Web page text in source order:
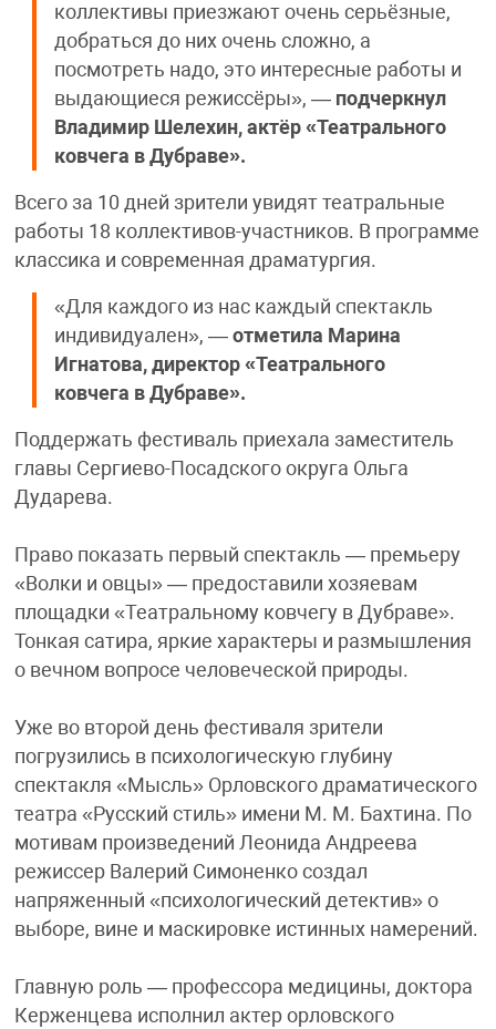
коллективы приезжают очень серьёзные,
добраться до них очень сложно, а
посмотреть надо, это интересные работы и
выдающиеся режиссёры», —подчеркнул
Владимир Шелехин, актёр «Театрального
ковчега в Дубраве».
Всего за 10 дней зрители увидят театральные
работы 18 коллективов-участников. В программе
классика и современная драматургия.
«Для каждого из нас каждый спектакль
индивидуален», — отметила Марина
Игнатова, директор «Театрального
ковчега в Дубраве».
Поддержать фестиваль приехала заместитель
главы Сергиево-Посадского округа Ольга
Дударева.
Право показать первый спектакль — премьеру
«Волки и овцы» — предоставили хозяевам
площадки «Театральному ковчегу в Дубраве».
Тонкая сатира, яркие характеры и размышления
о вечном вопросе человеческой природы.
Уже во второй день фестиваля зрители
погрузились в психологическую глубину
спектакля «Мысль» Орловского драматического
театра «Русский стиль» имени М. М. Бахтина. По
мотивам произведений Леонида Андреева
режиссер Валерий Симоненко создал
напряженный «психологический детектив» о
выборе, вине и маскировке истинных намерений.
Главную роль — профессора медицины, доктора
Керженцева исполнил актер орловского